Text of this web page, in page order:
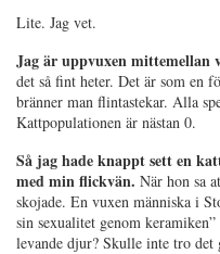
Lite. Jag vet.
Jag är uppvuxen mittemellan
det så fint heter. Det är som en
bränner man flintastekar. Alla
Kattpopulationen är nästan 0.
Så jag hade knappt sett en
med min flickvän. När hon sa
skojade. En vuxen människa i
sin sexualitet genom
levande djur? Skulle inte tro det